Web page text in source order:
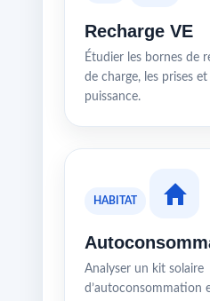
Recharge VE
Étudier les bornes de
de charge, les prises
puissance.
HABITAT
Analyser un kit solaire
d’autoconsommation